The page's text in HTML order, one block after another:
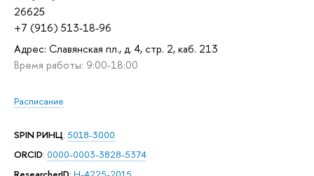
26625
+7 (916) 513-18-96
Адрес: Славянская пл., д. 4, стр. 2, каб. 213
Время работы: 9:00-18:00
Расписание
SPIN РИНЦ: 5018-3000
ORCID: 0000-0003-3828-5374